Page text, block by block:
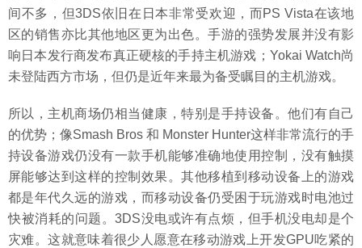
间不多，但3DS依旧在日本非常受欢迎，而PS Vista在该地
区的销售亦比其他地区更为出色。手游的强势发展并没有影
响日本发行商发布真正硬核的手持主机游戏；Yokai Watch尚
未登陆西方市场，但仍是近年来最为备受瞩目的主机游戏。
所以，主机商场仍相当健康，特别是手持设备。他们有自己
的优势；像Smash Bros 和 Monster Hunter这样非常流行的手
持设备游戏仍没有一款手机能够准确地使用控制，没有触摸
屏能够达到这样的控制效果。其他移植到移动设备上的游戏
都是年代久远的游戏，而移动设备仍受困于玩游戏时电池过
快被消耗的问题。3DS没电或许有点烦，但手机没电却是个
灾难。这就意味着很少人愿意在移动游戏上开发GPU吃紧的